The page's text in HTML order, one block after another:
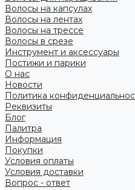
Волосы на капсулах
Волосы на лентах
Волосы на трессе
Волосы в срезе
Инструмент и аксессуары
Постижи и парики
О нас
Новости
Политика
Реквизиты
Блог
Палитра
Информация
Покупки
Условия оплаты
Условия доставки
Вопрос - ответ